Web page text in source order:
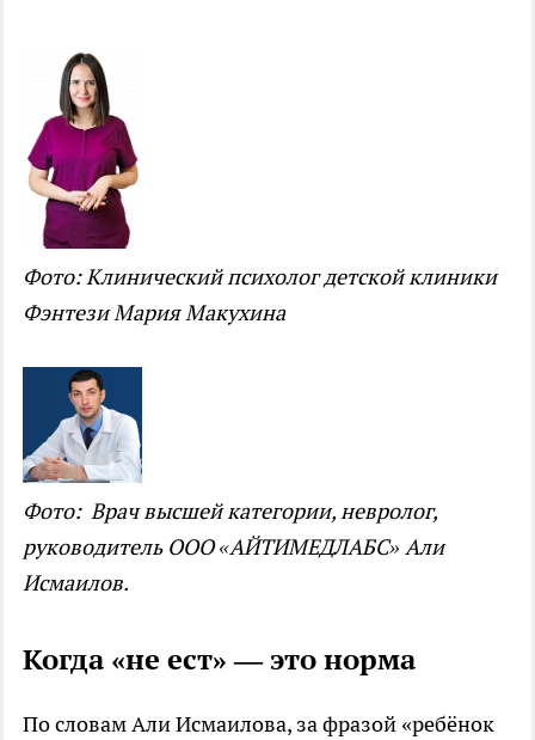
Фото: Клинический психолог детской клиники
Фэнтези Мария Макухина
Фото: Врач высшей категории, невролог,
руководитель ООО «АЙТИМЕДЛАБС» Али
Исмаилов.
Когда «не ест» — это норма
По словам Али Исмаилова, за фразой «ребёнок